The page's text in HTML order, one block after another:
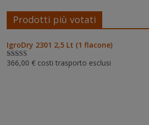
Prodotti più votati
IgroDry 2301 2,5 Lt (1 flacone)
Valutato5.00
366,00 € costi trasporto esclusi